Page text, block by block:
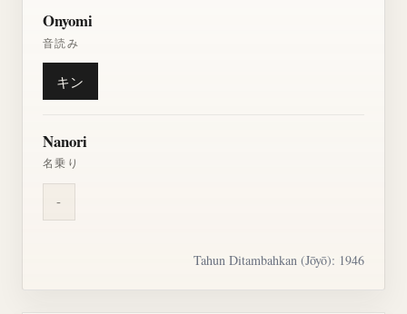
Onyomi
音読み
キン
Nanori
名乗り
-
Tahun Ditambahkan (Jōyō): 1946